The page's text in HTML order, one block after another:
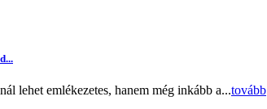
lehet emlékezetes, hanem még inkább a...tovább